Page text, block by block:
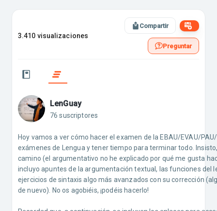
3.410 visualizaciones
Compartir
Preguntar
LenGuay
76 suscriptores
Hoy vamos a ver cómo hacer el examen de la EBAU/EVAU/
exámenes de Lengua y tener tiempo para terminar todo.
camino (el argumentativo no he explicado por qué me gusta
incluyo apuntes de la argumentación textual, las funciones del
ejercicios de sintaxis algo más avanzados con su corrección
de nuevo). No os agobiéis, ¡podéis hacerlo!